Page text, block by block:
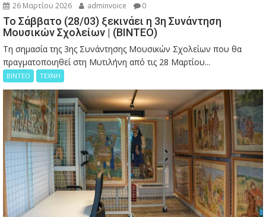
26 Μαρτίου 2026 adminvoice 0
Το Σάββατο (28/03) ξεκινάει η 3η Συνάντηση
Μουσικών Σχολείων | (ΒΙΝΤΕΟ)
Τη σημασία της 3ης Συνάντησης Μουσικών Σχολείων που θα
πραγματοποιηθεί στη Μυτιλήνη από τις 28 Μαρτίου...
ΒΙΝΤΕΟ ΤΕΧΝΗ